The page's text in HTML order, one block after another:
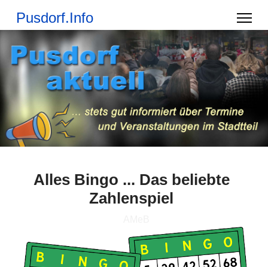
Pusdorf.Info
Alles Bingo ... Das beliebte
Zahlenspiel